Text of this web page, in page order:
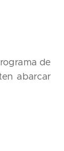
de
abarcar